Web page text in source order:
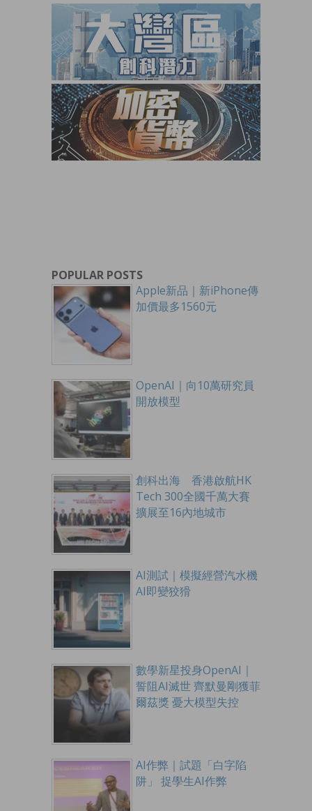
POPULAR POSTS
Apple新品｜新iPhone傳
加價最多1560元
OpenAI｜向10萬研究員
開放模型
創科出海 香港啟航HK
Tech 300全國千萬大賽
擴展至16內地城市
AI測試｜模擬經營汽水機
AI即變狡猾
數學新星投身OpenAI｜
誓阻AI滅世 齊默曼剛獲菲
爾茲獎 憂大模型失控
AI作弊｜試題「白字陷
阱」 捉學生AI作弊